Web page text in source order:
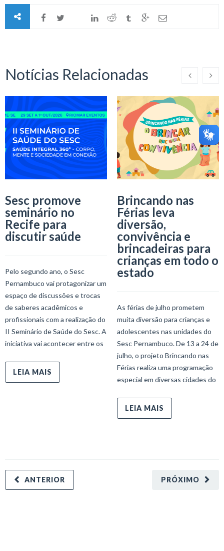
Notícias Relacionadas
Sesc promove
seminário no
Recife para
discutir saúde
Pelo segundo ano, o Sesc
Pernambuco vai protagonizar um
espaço de discussões e trocas
de saberes acadêmicos e
profissionais com a realização do
II Seminário de Saúde do Sesc. A
iniciativa vai acontecer entre os
LEIA MAIS
Brincando nas
Férias leva
diversão,
convivência e
brincadeiras para
crianças em todo o
estado
As férias de julho prometem
muita diversão para crianças e
adolescentes nas unidades do
Sesc Pernambuco. De 13 a 24 de
julho, o projeto Brincando nas
Férias realiza uma programação
especial em diversas cidades do
LEIA MAIS
PRÓXIMO
ANTERIOR